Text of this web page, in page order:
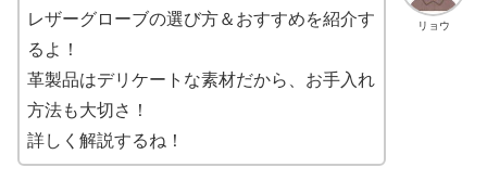
リョウ
レザーグローブの選び方＆おすすめを紹介す
るよ！
革製品はデリケートな素材だから、お手入れ
方法も大切さ！
詳しく解説するね！